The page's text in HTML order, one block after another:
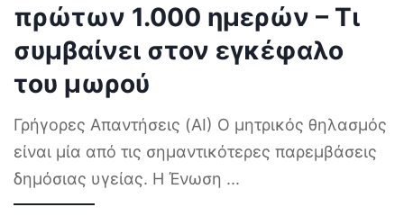
πρώτων 1.000 ημερών – Τι
συμβαίνει στον εγκέφαλο
του μωρού
Γρήγορες Απαντήσεις (AI) Ο μητρικός θηλασμός
είναι μία από τις σημαντικότερες παρεμβάσεις
δημόσιας υγείας. Η Ένωση ...